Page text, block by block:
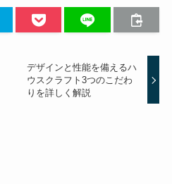
デザインと性能を備えるハ
ウスクラフト3つのこだわ
りを詳しく解説